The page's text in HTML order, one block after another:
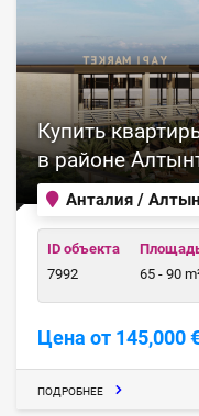
Анталия /
Купить
в районе
ID объекта
7992
65 - 90
Цена от 145,000
ПОДРОБНЕЕ